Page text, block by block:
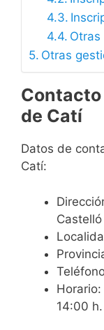
Otras
Otras
de Catí
Datos de
Catí:
Castelló
14:00 h.